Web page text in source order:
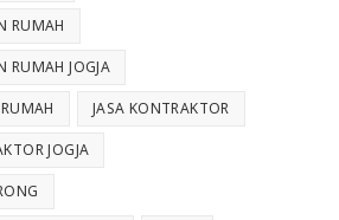
RUMAH
RUMAH JOGJA
JASA KONTRAKTOR
JOGJA